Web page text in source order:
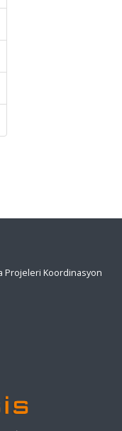
Projeleri Koordinasyon